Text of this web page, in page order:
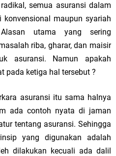
semua asuransi dalam
maupun syariah
utama yang sering
riba, gharar, dan maisir
asuransi. Namun apakah
pada ketiga hal tersebut ?
asuransi itu sama halnya
ada contoh nyata di jaman
tentang asuransi. Sehingga
yang digunakan adalah
dilakukan kecuali ada dalil